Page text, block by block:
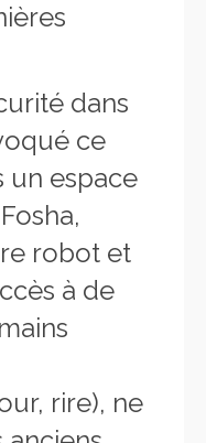
dans
ce
un espace
robot et
à de
rire), ne